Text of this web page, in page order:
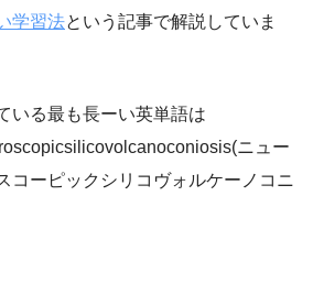
学習法という記事で解説していま
いる最も長ーい英単語は
ニュー
コーピックシリコヴォルケーノコニ